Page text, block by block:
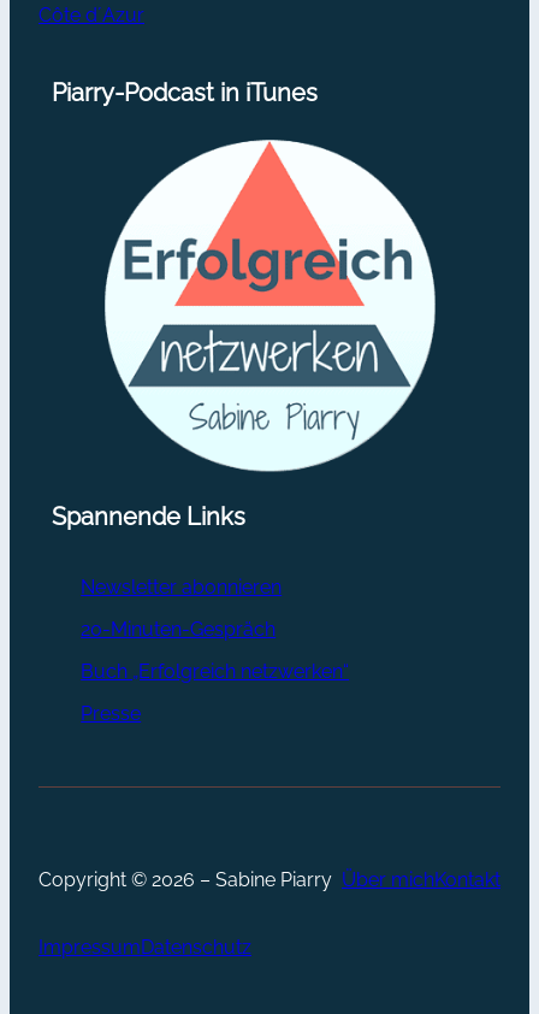
Côte d´Azur
Piarry-Podcast in iTunes
Spannende Links
Newsletter abonnieren
20-Minuten-Gespräch
Buch „Erfolgreich netzwerken“
Presse
Copyright © 2026 – Sabine Piarry Über michKontakt
ImpressumDatenschutz